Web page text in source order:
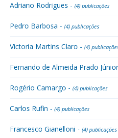
Adriano Rodrigues - (4) publicações
Pedro Barbosa - (4) publicações
Victoria Martins Claro - (4)
Fernando de Almeida Prado
Rogério Camargo - (4) publicações
Carlos Rufin - (4) publicações
Francesco Gianelloni - (4) publicações